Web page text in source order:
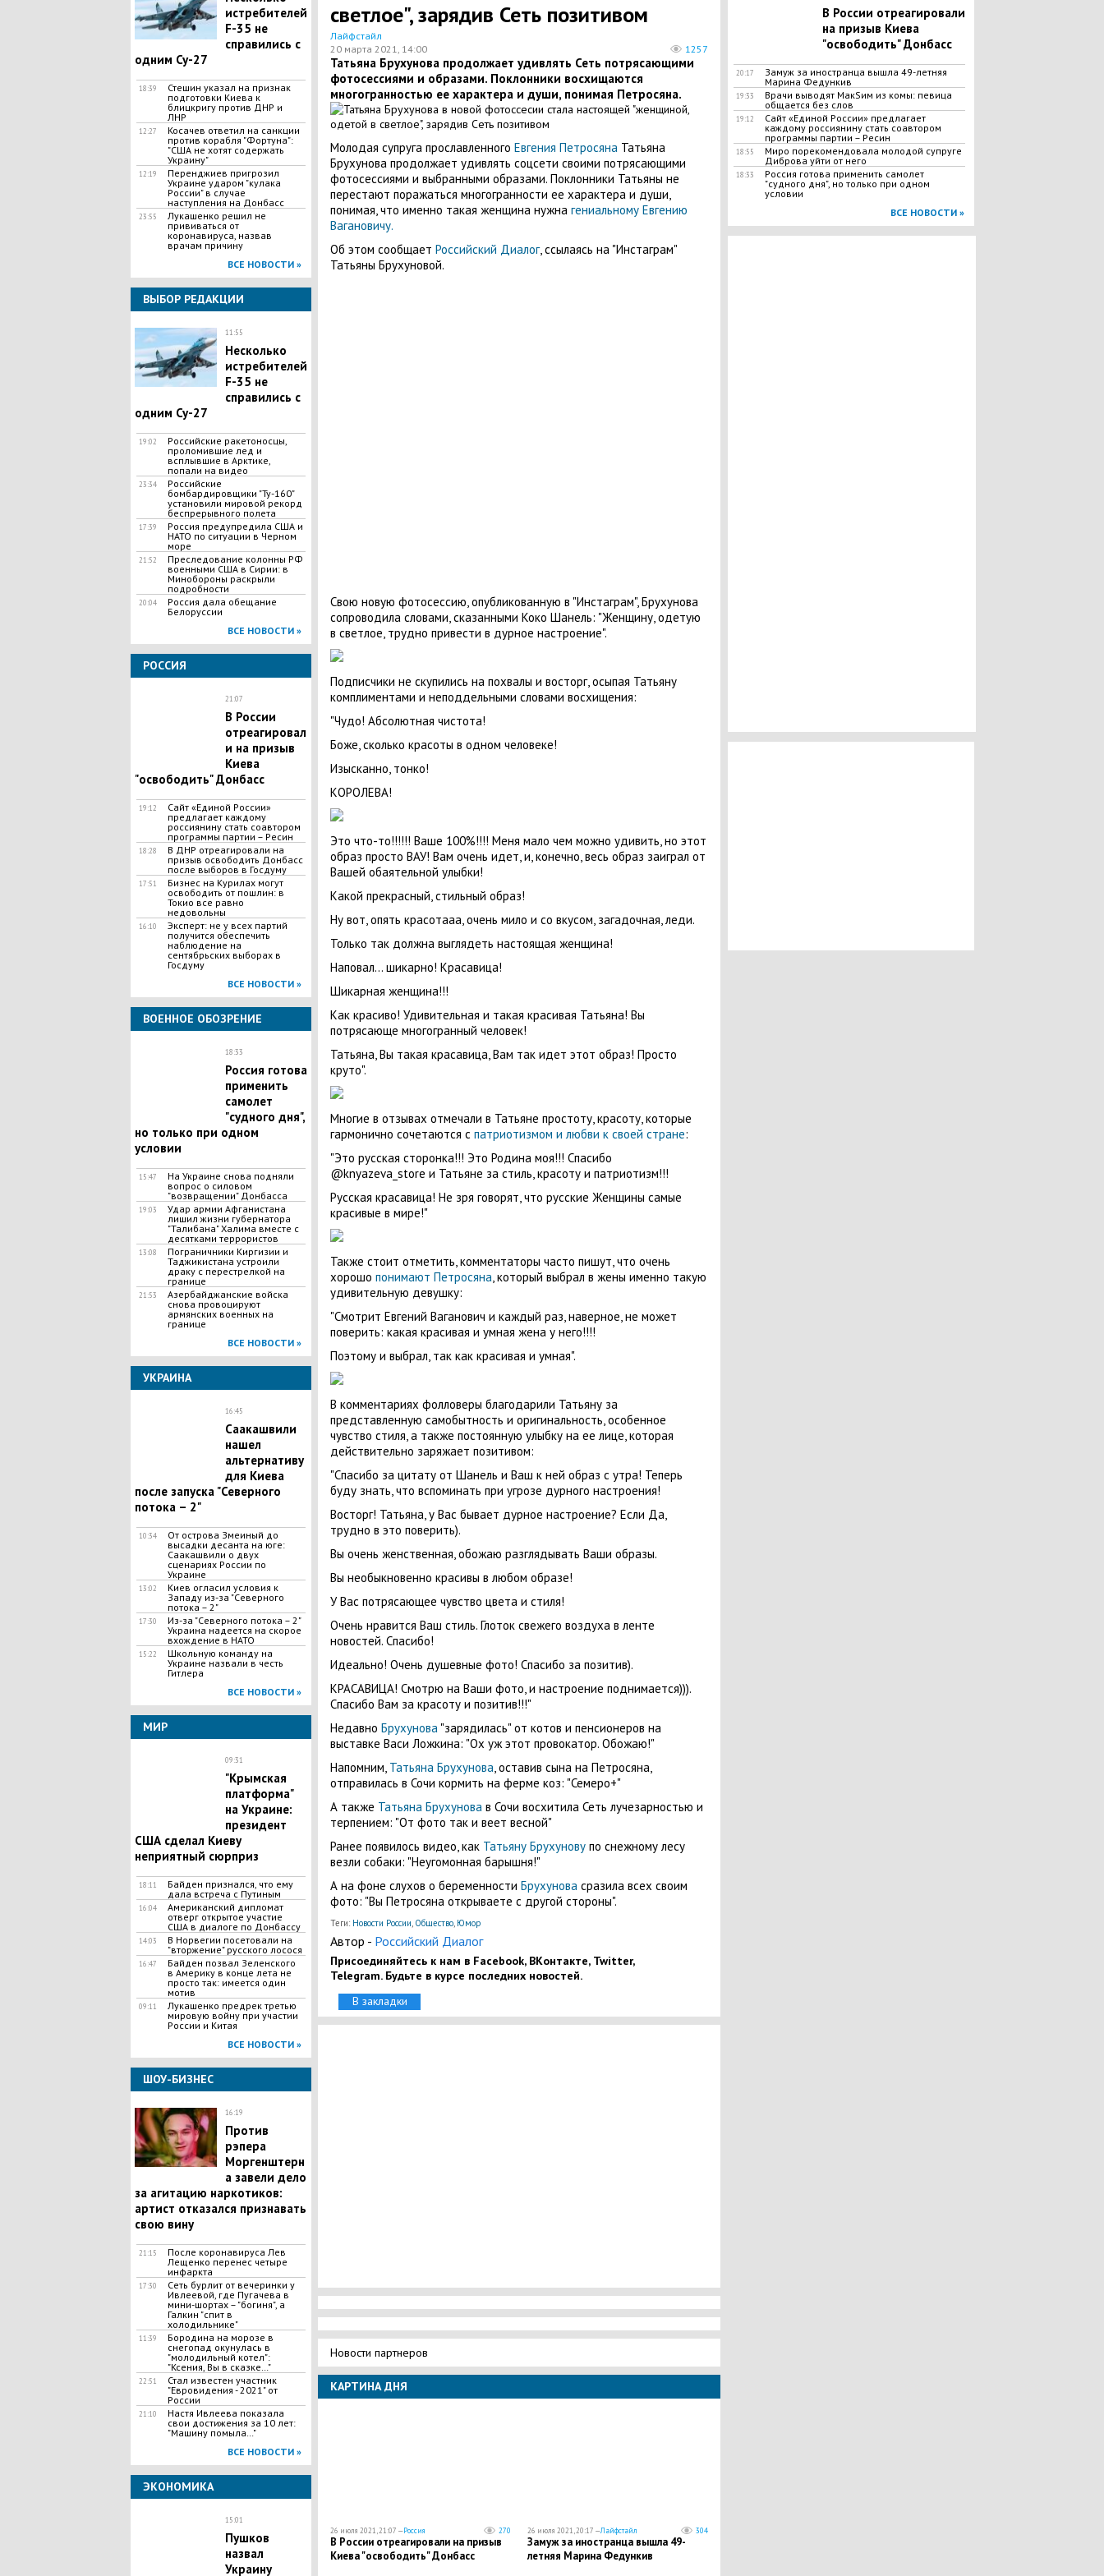
истребителей
F-35 не
справились с
одним Су-27
18:39
Стешин указал на признак
подготовки Киева к
блицкригу против ДНР и
ЛНР
12:27
​Косачев ответил на санкции
против корабля "Фортуна":
"США не хотят содержать
Украину"
12:19
Перенджиев пригрозил
Украине ударом "кулака
России" в случае
наступления на Донбасс
23:55
Лукашенко решил не
прививаться от
коронавируса, назвав
врачам причину
ВСЕ НОВОСТИ »
ВЫБОР РЕДАКЦИИ
11:55
Несколько
истребителей
F-35 не
справились с
одним Су-27
19:02
Российские ракетоносцы,
проломившие лед и
всплывшие в Арктике,
попали на видео
23:34
Российские
бомбардировщики "Ту-160"
установили мировой рекорд
беспрерывного полета
17:39
Россия предупредила США и
НАТО по ситуации в Черном
море
21:52
Преследование колонны РФ
военными США в Сирии: в
Минобороны раскрыли
подробности
20:04
Россия дала обещание
Белоруссии
ВСЕ НОВОСТИ »
РОССИЯ
21:07
В России
отреагировал
и на призыв
Киева
"освободить" Донбасс
19:12
Сайт «Единой России»
предлагает каждому
россиянину стать соавтором
программы партии – Ресин
18:28
В ДНР отреагировали на
призыв освободить Донбасс
после выборов в Госдуму
17:51
Бизнес на Курилах могут
освободить от пошлин: в
Токио все равно
недовольны
16:10
Эксперт: не у всех партий
получится обеспечить
наблюдение на
сентябрьских выборах в
Госдуму
ВСЕ НОВОСТИ »
ВОЕННОЕ ОБОЗРЕНИЕ
18:33
​Россия готова
применить
самолет
"судного дня",
но только при одном
условии
15:47
​На Украине снова подняли
вопрос о силовом
"возвращении" Донбасса
19:03
Удар армии Афганистана
лишил жизни губернатора
"Талибана" Халима вместе с
десятками террористов
13:08
Пограничники Киргизии и
Таджикистана устроили
драку с перестрелкой на
границе
21:53
Азербайджанские войска
снова провоцируют
армянских военных на
границе
ВСЕ НОВОСТИ »
УКРАИНА
16:45
Саакашвили
нашел
альтернативу
для Киева
после запуска "Северного
потока – 2"
10:34
​От острова Змеиный до
высадки десанта на юге:
Саакашвили о двух
сценариях России по
Украине
13:02
Киев огласил условия к
Западу из-за "Северного
потока – 2"
17:30
Из-за "Северного потока – 2"
Украина надеется на скорое
вхождение в НАТО
15:22
Школьную команду на
Украине назвали в честь
Гитлера
ВСЕ НОВОСТИ »
МИР
09:31
​"Крымская
платформа"
на Украине:
президент
США сделал Киеву
неприятный сюрприз
18:11
Байден признался, что ему
дала встреча с Путиным
16:04
Американский дипломат
отверг открытое участие
США в диалоге по Донбассу
14:03
В Норвегии посетовали на
"вторжение" русского лосося
16:47
Байден позвал Зеленского
в Америку в конце лета не
просто так: имеется один
мотив
09:11
Лукашенко предрек третью
мировую войну при участии
России и Китая
ВСЕ НОВОСТИ »
ШОУ-БИЗНЕС
16:19
Против
рэпера
Моргенштерн
а завели дело
за агитацию наркотиков:
артист отказался признавать
свою вину
21:15
После коронавируса Лев
Лещенко перенес четыре
инфаркта
17:30
Сеть бурлит от вечеринки у
Ивлеевой, где Пугачева в
мини-шортах – "богиня", а
Галкин "спит в
холодильнике"
11:39
Бородина на морозе в
снегопад окунулась в
"молодильный котел":
"Ксения, Вы в сказке…"
22:51
Стал известен участник
"Евровидения - 2021" от
России
21:10
Настя Ивлеева показала
свои достижения за 10 лет:
"Машину помыла…"
ВСЕ НОВОСТИ »
ЭКОНОМИКА
15:01
Пушков
назвал
Украину
светлое", зарядив Сеть позитивом
Лайфстайл
20 марта 2021, 14:00
1257
Татьяна Брухунова продолжает удивлять Сеть потрясающими
фотосессиями и образами. Поклонники восхищаются
многогранностью ее характера и души, понимая Петросяна.
Молодая супруга прославленного Евгения Петросяна Татьяна
Брухунова продолжает удивлять соцсети своими потрясающими
фотосессиями и выбранными образами. Поклонники Татьяны не
перестают поражаться многогранности ее характера и души,
понимая, что именно такая женщина нужна гениальному Евгению
Вагановичу.
Об этом сообщает Российский Диалог, ссылаясь на "Инстаграм"
Татьяны Брухуновой.
Свою новую фотосессию, опубликованную в "Инстаграм", Брухунова
сопроводила словами, сказанными Коко Шанель: "Женщину, одетую
в светлое, трудно привести в дурное настроение".
Подписчики не скупились на похвалы и восторг, осыпая Татьяну
комплиментами и неподдельными словами восхищения:
"Чудо! Абсолютная чистота!
Боже, сколько красоты в одном человеке!
Изысканно, тонко!
КОРОЛЕВА!
Это что-то!!!!!! Ваше 100%!!!! Меня мало чем можно удивить, но этот
образ просто ВАУ! Вам очень идет, и, конечно, весь образ заиграл от
Вашей обаятельной улыбки!
Какой прекрасный, стильный образ!
Ну вот, опять красотааа, очень мило и со вкусом, загадочная, леди.
Только так должна выглядеть настоящая женщина!
Наповал… шикарно! Красавица!
Шикарная женщина!!!
Как красиво! Удивительная и такая красивая Татьяна! Вы
потрясающе многогранный человек!
Татьяна, Вы такая красавица, Вам так идет этот образ! Просто
круто".
Многие в отзывах отмечали в Татьяне простоту, красоту, которые
гармонично сочетаются с патриотизмом и любви к своей стране:
"Это русская сторонка!!! Это Родина моя!!! Спасибо
@knyazeva_store и Татьяне за стиль, красоту и патриотизм!!!
Русская красавица! Не зря говорят, что русские Женщины самые
красивые в мире!"
Также стоит отметить, комментаторы часто пишут, что очень
хорошо понимают Петросяна, который выбрал в жены именно такую
удивительную девушку:
"Смотрит Евгений Ваганович и каждый раз, наверное, не может
поверить: какая красивая и умная жена у него!!!!
Поэтому и выбрал, так как красивая и умная".
В комментариях фолловеры благодарили Татьяну за
представленную самобытность и оригинальность, особенное
чувство стиля, а также постоянную улыбку на ее лице, которая
действительно заряжает позитивом:
"Спасибо за цитату от Шанель и Ваш к ней образ с утра! Теперь
буду знать, что вспоминать при угрозе дурного настроения!
Восторг! Татьяна, у Вас бывает дурное настроение? Если Да,
трудно в это поверить).
Вы очень женственная, обожаю разглядывать Ваши образы.
Вы необыкновенно красивы в любом образе!
У Вас потрясающее чувство цвета и стиля!
Очень нравится Ваш стиль. Глоток свежего воздуха в ленте
новостей. Спасибо!
Идеально! Очень душевные фото! Спасибо за позитив).
КРАСАВИЦА! Смотрю на Ваши фото, и настроение поднимается))).
Спасибо Вам за красоту и позитив!!!"
Недавно Брухунова"зарядилась" от котов и пенсионеров на
выставке Васи Ложкина: "Ох уж этот провокатор. Обожаю!"
Напомним, Татьяна Брухунова, оставив сына на Петросяна,
отправилась в Сочи кормить на ферме коз: "Семеро+"
А также Татьяна Брухуновав Сочи восхитила Сеть лучезарностью и
терпением: "От фото так и веет весной"
Ранее появилось видео, как Татьяну Брухуновупо снежному лесу
везли собаки: "Неугомонная барышня!"
А на фоне слухов о беременности Брухуновасразила всех своим
фото: "Вы Петросяна открываете с другой стороны".
Теги: Новости России, Общество, Юмор
Автор - Российский Диалог
Присоединяйтесь к нам в Facebook, ВКонтакте, Twitter,
Telegram. Будьте в курсе последних новостей.
В закладки
Новости партнеров
КАРТИНА ДНЯ
26 июля 2021, 21:07 —Россия 270
В России отреагировали на призыв
Киева "освободить" Донбасс
26 июля 2021, 20:17 —Лайфстайл 304
Замуж за иностранца вышла 49-
летняя Марина Федункив
В России отреагировали
на призыв Киева
"освободить" Донбасс
20:17
Замуж за иностранца вышла 49-летняя
Марина Федункив
19:33
Врачи выводят МакSим из комы: певица
общается без слов
19:12
Сайт «Единой России» предлагает
каждому россиянину стать соавтором
программы партии – Ресин
18:55
Миро порекомендовала молодой супруге
Диброва уйти от него
18:33
​Россия готова применить самолет
"судного дня", но только при одном
условии
ВСЕ НОВОСТИ »